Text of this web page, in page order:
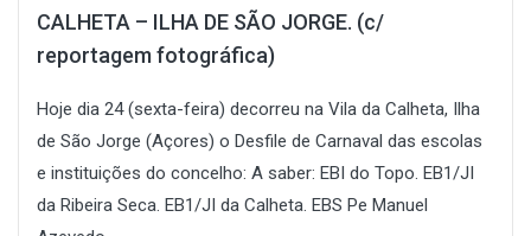
CALHETA – ILHA DE SÃO JORGE. (c/
reportagem fotográfica)
Hoje dia 24 (sexta-feira) decorreu na Vila da Calheta, Ilha
de São Jorge (Açores) o Desfile de Carnaval das escolas
e instituições do concelho: A saber: EBI do Topo. EB1/JI
da Ribeira Seca. EB1/JI da Calheta. EBS Pe Manuel